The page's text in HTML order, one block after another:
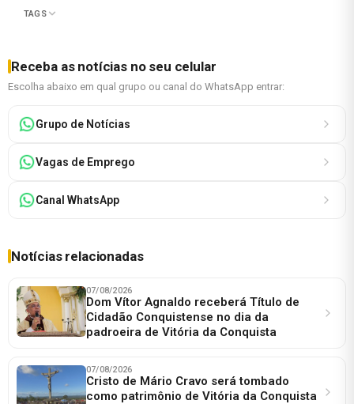
TAGS
Receba as notícias no seu celular
Escolha abaixo em qual grupo ou canal do WhatsApp entrar:
Grupo de Notícias
Vagas de Emprego
Canal WhatsApp
Notícias relacionadas
07/08/2026
Dom Vítor Agnaldo receberá Título de
Cidadão Conquistense no dia da
padroeira de Vitória da Conquista
07/08/2026
Cristo de Mário Cravo será tombado
como patrimônio de Vitória da Conquista